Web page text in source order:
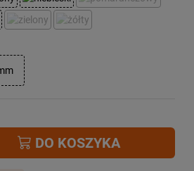
DO KOSZYKA